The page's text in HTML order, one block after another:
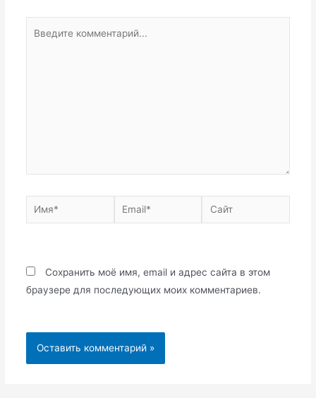
Имя* Email* Сайт
Сохранить моё имя, email и адрес сайта в этом
браузере для последующих моих комментариев.